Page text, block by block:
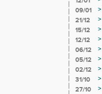
09/01
>
21/12
>
15/12
>
12/12
>
06/12
>
05/12
>
02/12
>
31/10
>
27/10
>